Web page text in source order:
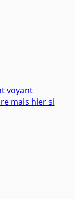
voyant
mais hier si